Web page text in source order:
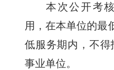
本次公开考
用，在本单位的最
低服务期内，不
事业单位。